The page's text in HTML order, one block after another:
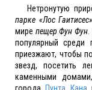
Нетронутую
парке «Лос Гаитисес»
мире пещер Фун Фун
популярный среди
приезжают, чтобы
звезд, посетить
каменными